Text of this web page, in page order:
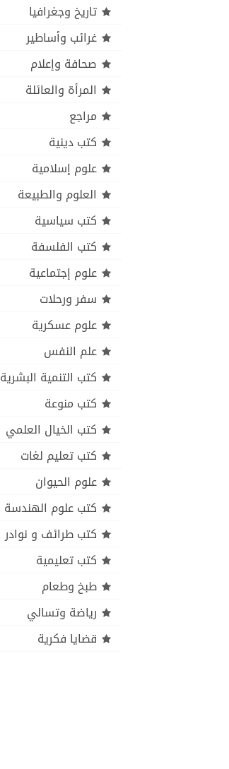
تاريخ وجغرافيا
غرائب وأساطير
صحافة وإعلام
المرأة والعائلة
مراجع
كتب دينية
علوم إسلامية
العلوم والطبيعة
كتب سياسية
كتب الفلسفة
علوم إجتماعية
سفر ورحلات
علوم عسكرية
علم النفس
كتب التنمية البشرية
كتب منوعة
كتب الخيال العلمي
كتب تعليم لغات
علوم الحيوان
كتب علوم الهندسة
كتب طرائف و نوادر
كتب تعليمية
طبخ وطعام
رياضة وتسالي
قضايا فكرية